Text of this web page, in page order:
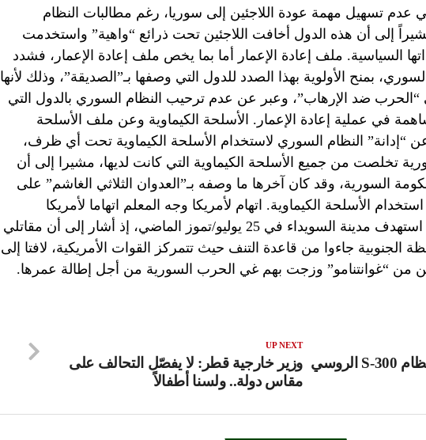
عدم تسهيل مهمة عودة اللاجئين إلى سوريا، رغم مطالبات النظام
إلى أن هذه الدول أخافت اللاجئين تحت ذرائع “واهية” واستخدمت
السياسية. ملف إعادة الإعمار أما بما يخص ملف إعادة الإعمار، فشدد
بمنح الأولوية بهذا الصدد للدول التي وصفها بـ”الصديقة”، وذلك لأنها
ضد الإرهاب”، وعبر عن عدم ترحيب النظام السوري بالدول التي
في عملية إعادة الإعمار. الأسلحة الكيماوية وعن ملف الأسلحة
عن “إدانة” النظام السوري لاستخدام الأسلحة الكيماوية تحت أي ظرف،
تخلصت من جميع الأسلحة الكيماوية التي كانت لديها، مشيرا إلى أن
السورية، وقد كان آخرها ما وصفه بـ”العدوان الثلاثي الغاشم” على
الأسلحة الكيماوية. اتهام لأمريكا وجه المعلم اتهاما لأمريكا
بالوقوف خلف الهجوم الذي استهدف مدينة السويداء في 25 يوليو/تموز الماضي، إذ أشار إلى أن مقاتلي
الجنوبية جاءوا من قاعدة التنف حيث تتمركز القوات الأمريكية، لافتا إلى
من “غوانتنامو” وزجت بهم غي الحرب السورية من أجل إطالة عمرها.
UP NEXT
وزير خارجية قطر: لا يفصّل التحالف على
مقاس دولة.. ولسنا أطفالاً
لافروف: بدأ تسليم نظام S-300 الروسي